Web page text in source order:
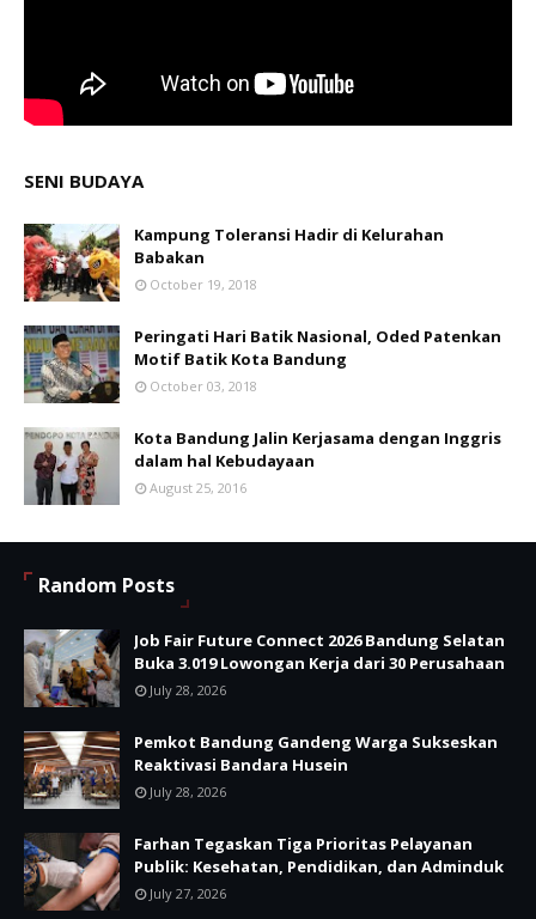
SENI BUDAYA
Kampung Toleransi Hadir di Kelurahan
Babakan
October 19, 2018
Peringati Hari Batik Nasional, Oded Patenkan
Motif Batik Kota Bandung
October 03, 2018
Kota Bandung Jalin Kerjasama dengan Inggris
dalam hal Kebudayaan
August 25, 2016
Random Posts
Job Fair Future Connect 2026 Bandung Selatan
Buka 3.019 Lowongan Kerja dari 30 Perusahaan
July 28, 2026
Pemkot Bandung Gandeng Warga Sukseskan
Reaktivasi Bandara Husein
July 28, 2026
Farhan Tegaskan Tiga Prioritas Pelayanan
Publik: Kesehatan, Pendidikan, dan Adminduk
July 27, 2026